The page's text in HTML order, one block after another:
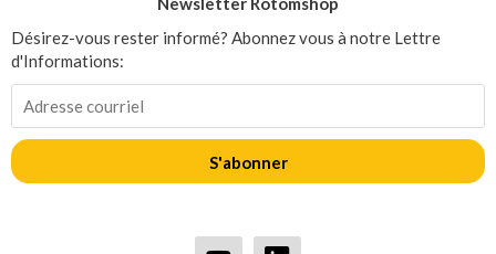
Désirez-vous rester informé? Abonnez vous à notre Lettre
d'Informations:
S'abonner